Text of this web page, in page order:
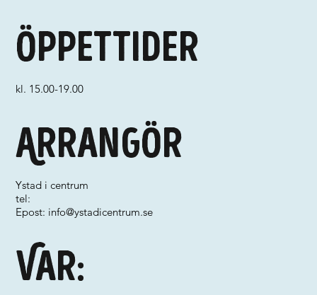
Var:
Arrangör
Ystad i centrum
tel:
Epost: info@ystadicentrum.se
Öppettider
kl. 15.00-19.00